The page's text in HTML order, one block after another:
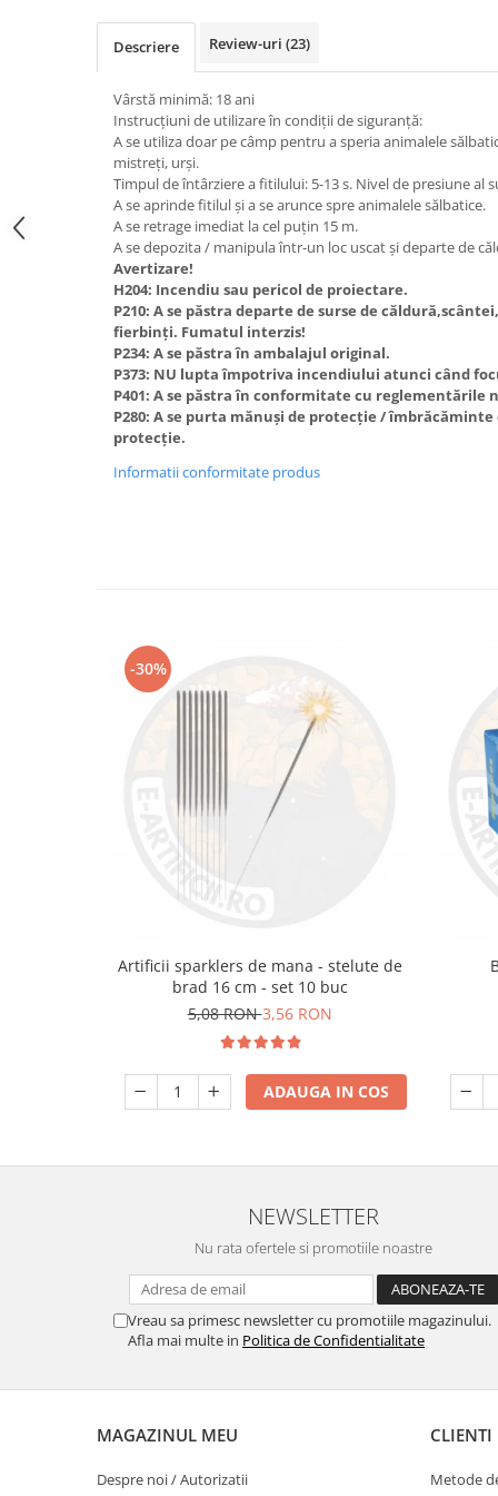
Descriere Review-uri (23)
Vârstă minimă: 18 ani
Instrucțiuni de utilizare în condiții de siguranță:
A se utiliza doar pe câmp pentru a speria animalele
mistreți, urși.
Timpul de întârziere a fitilului: 5-13 s. Nivel de presiune al
A se aprinde fitilul și a se arunce spre animalele sălbatice.
A se retrage imediat la cel puțin 15 m.
A se depozita / manipula într-un loc uscat și departe de
Avertizare!
H204: Incendiu sau pericol de proiectare.
P210: A se păstra departe de surse de
fierbinți. Fumatul interzis!
P234: A se păstra în ambalajul original.
P373: NU lupta împotriva incendiului atunci când
P401: A se păstra în conformitate cu reglementările
P280: A se purta mănuși de protecție /
protecție.
Informatii conformitate produs
-30%
Artificii sparklers de mana - stelute de
brad 16 cm - set 10 buc
5,08 RON3,56 RON
ADAUGA IN COS
NEWSLETTER
Nu rata ofertele si promotiile noastre
Vreau sa primesc newsletter cu promotiile magazinului.
Afla mai multe in Politica de Confidentialitate
MAGAZINUL MEU
Despre noi / Autorizatii
CLIENTI
Metode